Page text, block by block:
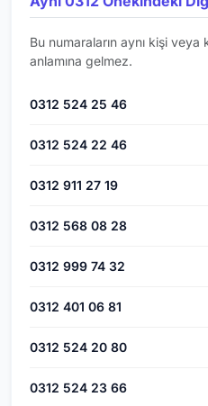
Bu numaraların aynı kişi veya
anlamına gelmez.
0312 524 25 46
0312 524 22 46
0312 911 27 19
0312 568 08 28
0312 999 74 32
0312 401 06 81
0312 524 20 80
0312 524 23 66